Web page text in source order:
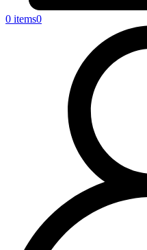
0 items0